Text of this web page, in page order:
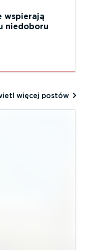
wspierają
niedoboru
więcej postów